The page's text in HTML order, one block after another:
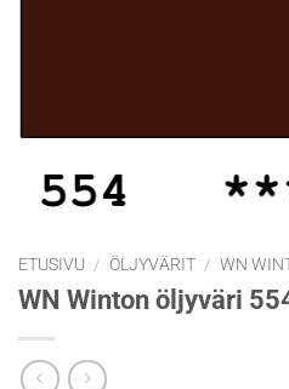
ETUSIVU / ÖLJYVÄRIT / WN
WN Winton öljyväri